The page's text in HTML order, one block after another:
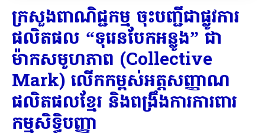
ក្រសួងពាណិជ្ជកម្ម ចុះបញ្ជីជាផ្លូវការ
ផលិតផល “ទុរេនបែកអន្លូង” ជា
ម៉ាកសមូហភាព (Collective
Mark) លើកកម្ពស់អត្តសញ្ញាណ
ផលិតផលខ្មែរ និងពង្រឹងការការពារ
កម្មសិទ្ធិបញ្ញា